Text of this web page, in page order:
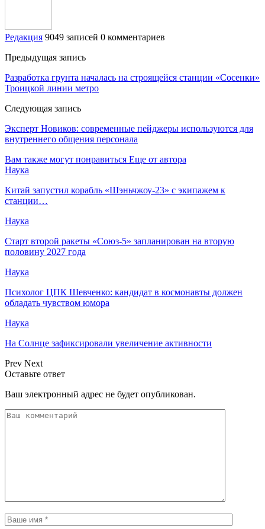
Редакция 9049 записей 0 комментариев
Предыдущая запись
Разработка грунта началась на строящейся станции «Сосенки»
Троицкой линии метро
Следующая запись
Эксперт Новиков: современные пейджеры используются для
внутреннего общения персонала
Вам также могут понравиться Еще от автора
Наука
Китай запустил корабль «Шэньчжоу-23» с экипажем к
станции…
Наука
Старт второй ракеты «Союз-5» запланирован на вторую
половину 2027 года
Наука
Психолог ЦПК Шевченко: кандидат в космонавты должен
обладать чувством юмора
Наука
На Солнце зафиксировали увеличение активности
Prev Next
Оставьте ответ
Ваш электронный адрес не будет опубликован.